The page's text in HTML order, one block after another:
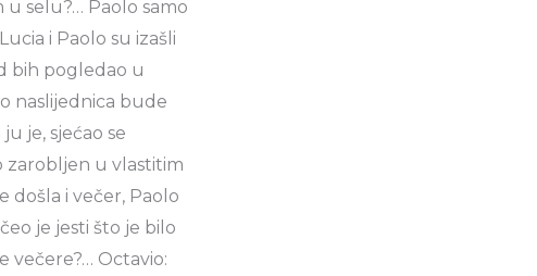
u selu?… Paolo samo
i Paolo su izašli
bih pogledao u
naslijednica bude
je, sjećao se
zarobljen u vlastitim
došla i večer, Paolo
je jesti što je bilo
večere?… Octavio: